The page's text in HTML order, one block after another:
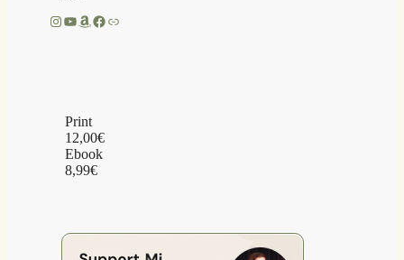
Instagram
YouTube
Amazon
Facebook
Link
Print
12,00€
Ebook
8,99€